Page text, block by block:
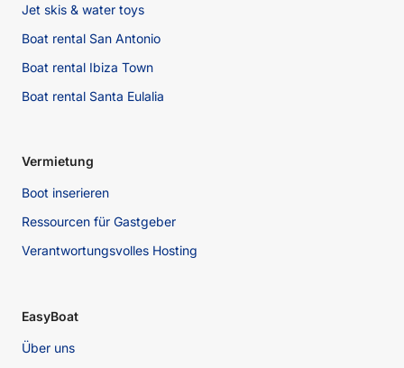
Jet skis & water toys
Boat rental San Antonio
Boat rental Ibiza Town
Boat rental Santa Eulalia
Vermietung
Boot inserieren
Ressourcen für Gastgeber
Verantwortungsvolles Hosting
EasyBoat
Über uns